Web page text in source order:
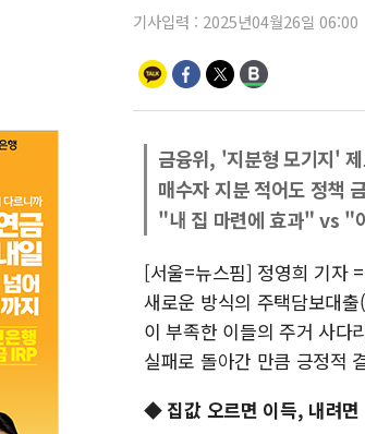
기사입력 : 2025년04월26일 06:00
금융위, '지분형 모기지'
매수자 지분 적어도 정책
"내 집 마련에 효과" vs "
[서울=뉴스핌] 정영희 기자
새로운 방식의 주택담보대
이 부족한 이들의 주거 사다
실패로 돌아간 만큼 긍정적
◆ 집값 오르면 이득, 내려